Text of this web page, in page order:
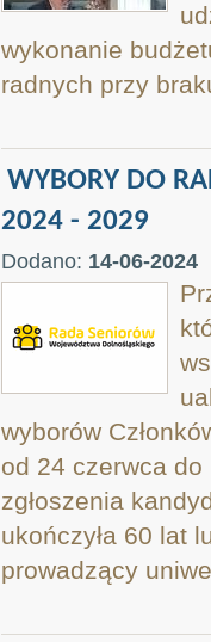
wykonanie
radnych przy
WYBORY DO
2024 - 2029
Dodano: 14-06-2024
wyborów
od 24 czerwca do
zgłoszenia
ukończyła 60 lat
prowadzący